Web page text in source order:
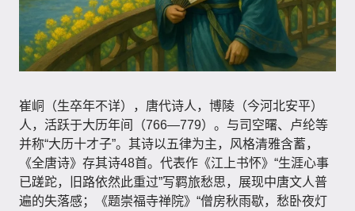
崔峒（生卒年不详），唐代诗人，博陵（今河北安平）
人，活跃于大历年间（766—779）。与司空曙、卢纶等
并称“大历十才子”。其诗以五律为主，风格清雅含蓄，
《全唐诗》存其诗48首。代表作《江上书怀》“生涯心事
已蹉跎，旧路依然此重过”写羁旅愁思，展现中唐文人普
遍的失落感；《题崇福寺禅院》“僧房秋雨歇，愁卧夜灯